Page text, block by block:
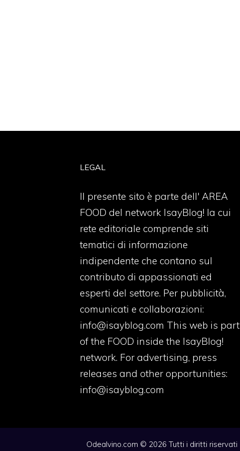
LEGAL
Il presente sito è parte dell' AREA
FOOD del network IsayBlog! la cui
rete editoriale comprende siti
tematici di informazione
indipendente che contano sul
contributo di appassionati ed
esperti del settore. Per pubblicità,
comunicati e collaborazioni:
info@isayblog.com This web is part
of the FOOD inside the IsayBlog!
network. For advertising, press
releases and other opportunities:
info@isayblog.com
Odealvino.com © 2026 Tutti i diritti riservati